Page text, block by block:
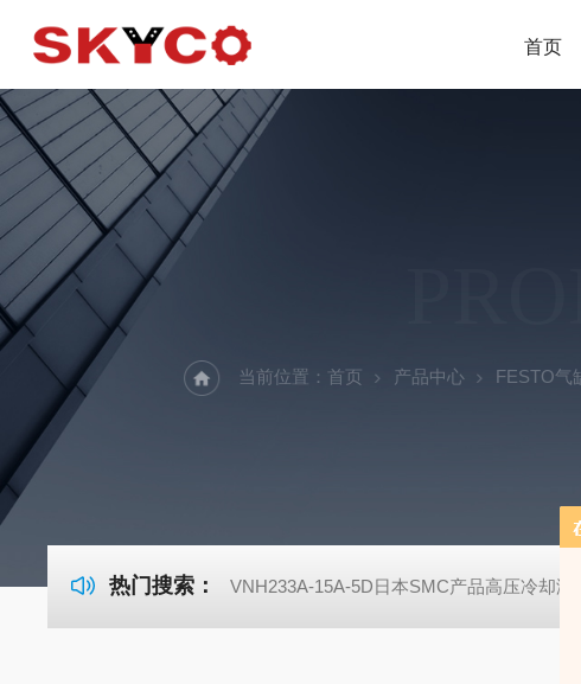
首页
当前位置： 首页 产品中心 FESTO气
热门搜索： VNH233A-15A-5D日本SMC产品高压冷却液